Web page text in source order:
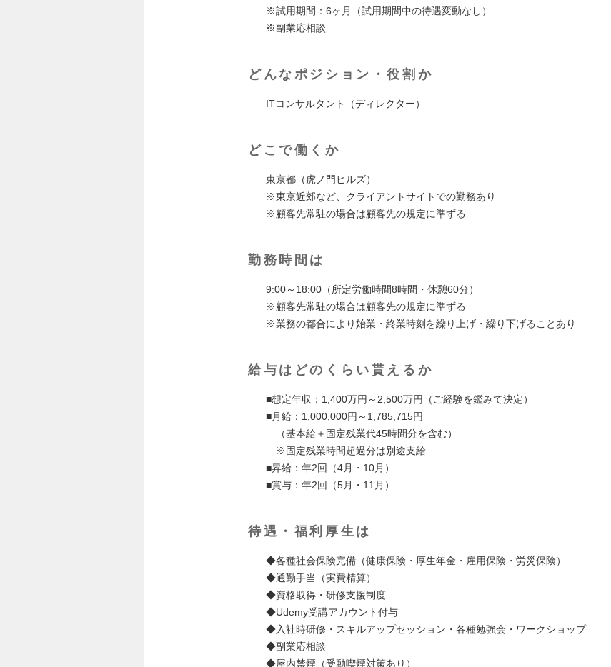
※試用期間：6ヶ月（試用期間中の待遇変動なし）
※副業応相談
どんなポジション・役割か
ITコンサルタント（ディレクター）
どこで働くか
東京都（虎ノ門ヒルズ）
※東京近郊など、クライアントサイトでの勤務あり
※顧客先常駐の場合は顧客先の規定に準ずる
勤務時間は
9:00～18:00（所定労働時間8時間・休憩60分）
※顧客先常駐の場合は顧客先の規定に準ずる
※業務の都合により始業・終業時刻を繰り上げ・繰り下げることあり
給与はどのくらい貰えるか
■想定年収：1,400万円～2,500万円（ご経験を鑑みて決定）
■月給：1,000,000円～1,785,715円
（基本給＋固定残業代45時間分を含む）
※固定残業時間超過分は別途支給
■昇給：年2回（4月・10月）
■賞与：年2回（5月・11月）
待遇・福利厚生は
◆各種社会保険完備（健康保険・厚生年金・雇用保険・労災保険）
◆通勤手当（実費精算）
◆資格取得・研修支援制度
◆Udemy受講アカウント付与
◆入社時研修・スキルアップセッション・各種勉強会・ワークショップ
◆副業応相談
◆屋内禁煙（受動喫煙対策あり）